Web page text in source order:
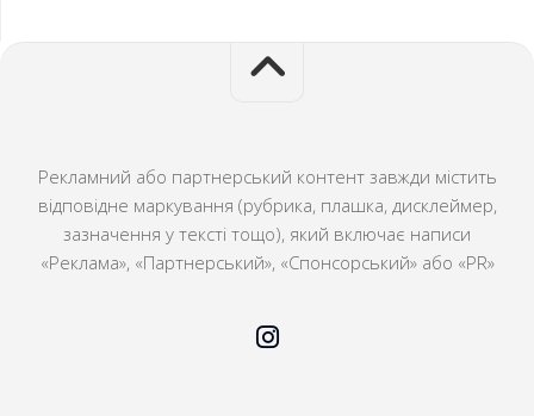
Рекламний або партнерський контент завжди містить
відповідне маркування (рубрика, плашка, дисклеймер,
зазначення у тексті тощо), який включає написи
«Реклама», «Партнерський», «Спонсорський» або «PR»